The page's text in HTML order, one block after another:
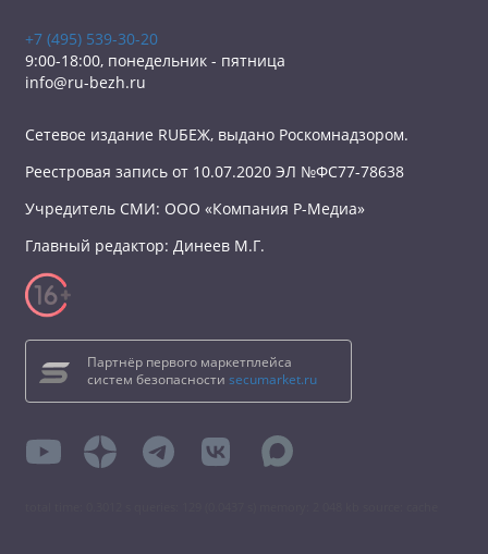
+7 (495) 539-30-20
9:00-18:00, понедельник - пятница
info@ru-bezh.ru
Сетевое издание RUБЕЖ, выдано Роскомнадзором.
Реестровая запись от 10.07.2020 ЭЛ №ФС77-78638
Учредитель СМИ: ООО «Компания Р-Медиа»
Главный редактор: Динеев М.Г.
Партнёр первого маркетплейса
систем безопасности secumarket.ru